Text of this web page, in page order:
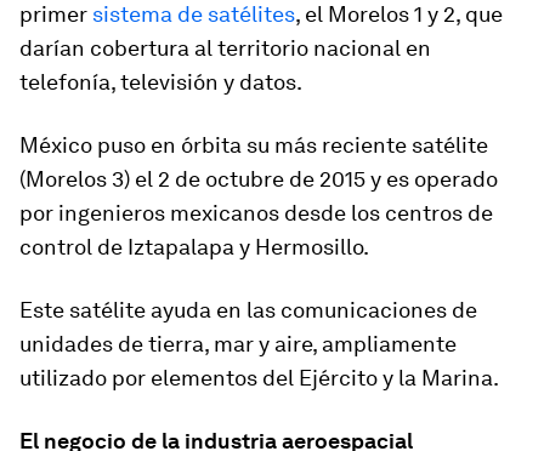
primer sistema de satélites, el Morelos 1 y 2, que
darían cobertura al territorio nacional en
telefonía, televisión y datos.
México puso en órbita su más reciente satélite
(Morelos 3) el 2 de octubre de 2015 y es operado
por ingenieros mexicanos desde los centros de
control de Iztapalapa y Hermosillo.
Este satélite ayuda en las comunicaciones de
unidades de tierra, mar y aire, ampliamente
utilizado por elementos del Ejército y la Marina.
El negocio de la industria aeroespacial